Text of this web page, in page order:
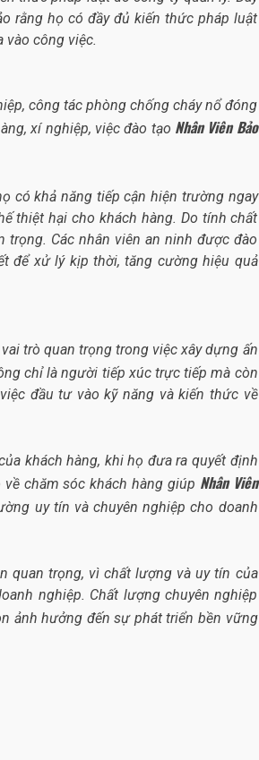
rằng họ có đầy đủ kiến thức pháp luật
vào công việc.
công tác phòng chống cháy nổ đóng
xí nghiệp, việc đào tạo Nhân Viên Bảo
có khả năng tiếp cận hiện trường ngay
thiệt hại cho khách hàng. Do tính chất
trọng. Các nhân viên an ninh được đào
để xử lý kịp thời, tăng cường hiệu quả
trò quan trọng trong việc xây dựng ấn
chỉ là người tiếp xúc trực tiếp mà còn
đầu tư vào kỹ năng và kiến thức về
khách hàng, khi họ đưa ra quyết định
chăm sóc khách hàng giúp Nhân Viên
uy tín và chuyên nghiệp cho doanh
quan trọng, vì chất lượng và uy tín của
nghiệp. Chất lượng chuyên nghiệp
ảnh hưởng đến sự phát triển bền vững